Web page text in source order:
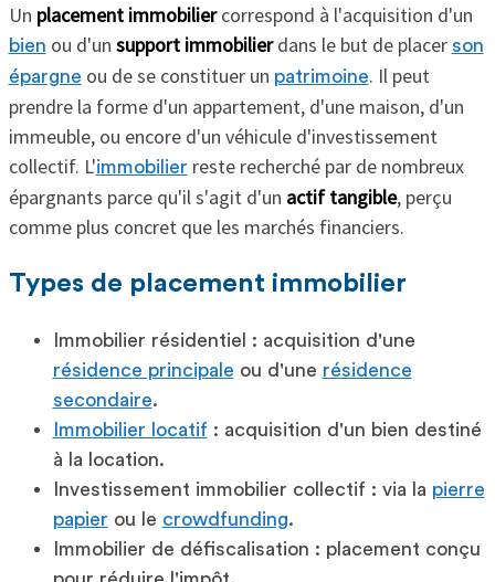
Un placement immobiliercorrespond à l'acquisition d'un
bien ou d'un support immobilierdans le but de placer son
épargne ou de se constituer un patrimoine. Il peut
prendre la forme d'un appartement, d'une maison, d'un
immeuble, ou encore d'un véhicule d'investissement
collectif. L'immobilier reste recherché par de nombreux
épargnants parce qu'il s'agit d'un actif tangible, perçu
comme plus concret que les marchés financiers.
Types de placement immobilier
Immobilier résidentiel : acquisition d'une
résidence principale ou d'une résidence
secondaire.
Immobilier locatif : acquisition d'un bien destiné
à la location.
Investissement immobilier collectif : via la pierre
papier ou le crowdfunding.
Immobilier de défiscalisation : placement conçu